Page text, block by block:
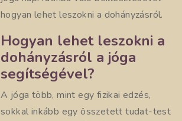
hogyan lehet leszokni a dohányzásról.
Hogyan lehet leszokni a
dohányzásról a jóga
segítségével?
A jóga több, mint egy fizikai edzés,
sokkal inkább egy összetett tudat-test